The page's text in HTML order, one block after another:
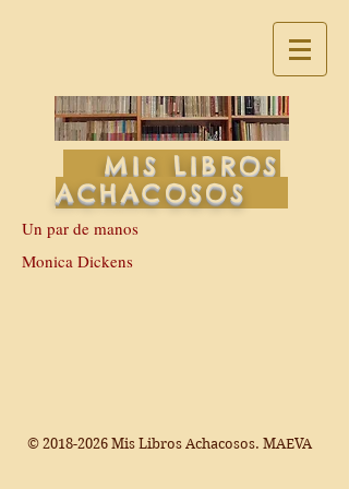
MIS LIBROS
ACHACOSOS
Un par de manos
Monica Dickens
© 2018-2026 Mis Libros Achacosos. MAEVA